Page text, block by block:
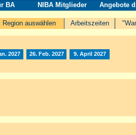
BA NIBA Mitglieder Angebote
Arbeitszeiten
Region auswählen
2027 26. Feb. 2027 9. April 2027